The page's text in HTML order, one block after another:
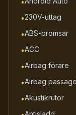
•
•230V-uttag
•ABS-bromsar
•ACC
•Airbag förare
•Airbag
•Akustikrutor